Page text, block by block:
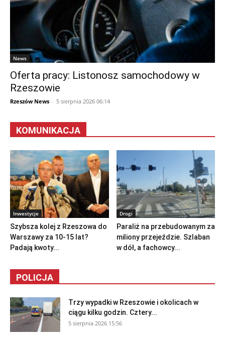
News
Oferta pracy: Listonosz samochodowy w
Rzeszowie
Rzeszów News - 5 sierpnia 2026 06:14
KOMUNIKACJA
Inwestycje
Szybsza kolej z Rzeszowa do
Warszawy za 10-15 lat?
Padają kwoty...
Drogi
Paraliż na przebudowanym za
miliony przejeździe. Szlaban
w dół, a fachowcy...
POLICJA
Trzy wypadki w Rzeszowie i okolicach w
ciągu kilku godzin. Cztery...
5 sierpnia 2026 15:56